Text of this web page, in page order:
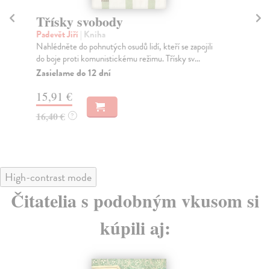
Třísky svobody
Padevět Jiří | Kniha
Nahlédněte do pohnutých osudů lidí, kteří se zapojili
do boje proti komunistickému režimu. Třísky sv...
Zasielame do 12 dní
15,91 €
16,40 € ?
High-contrast mode
Čitatelia s podobným vkusom si
kúpili aj: